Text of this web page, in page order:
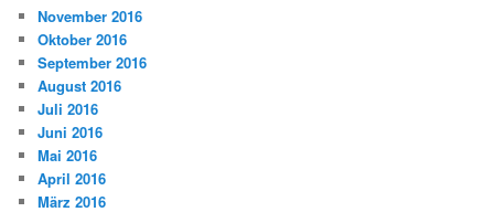
November 2016
Oktober 2016
September 2016
August 2016
Juli 2016
Juni 2016
Mai 2016
April 2016
März 2016